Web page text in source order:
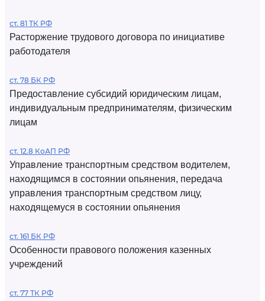
ст. 81 ТК РФ
Расторжение трудового договора по инициативе
работодателя
ст. 78 БК РФ
Предоставление субсидий юридическим лицам,
индивидуальным предпринимателям, физическим
лицам
ст. 12.8 КоАП РФ
Управление транспортным средством водителем,
находящимся в состоянии опьянения, передача
управления транспортным средством лицу,
находящемуся в состоянии опьянения
ст. 161 БК РФ
Особенности правового положения казенных
учреждений
ст. 77 ТК РФ